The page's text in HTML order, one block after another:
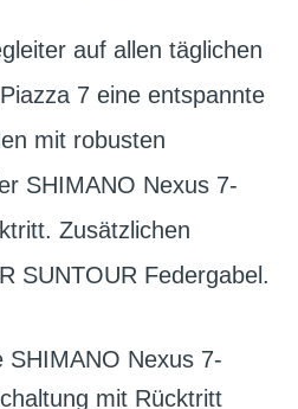
auf allen täglichen
7 eine entspannte
mit robusten
SHIMANO Nexus 7-
Zusätzlichen
SUNTOUR Federgabel.
SHIMANO Nexus 7-
mit Rücktritt